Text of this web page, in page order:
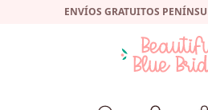
ENVÍOS GRATUITOS